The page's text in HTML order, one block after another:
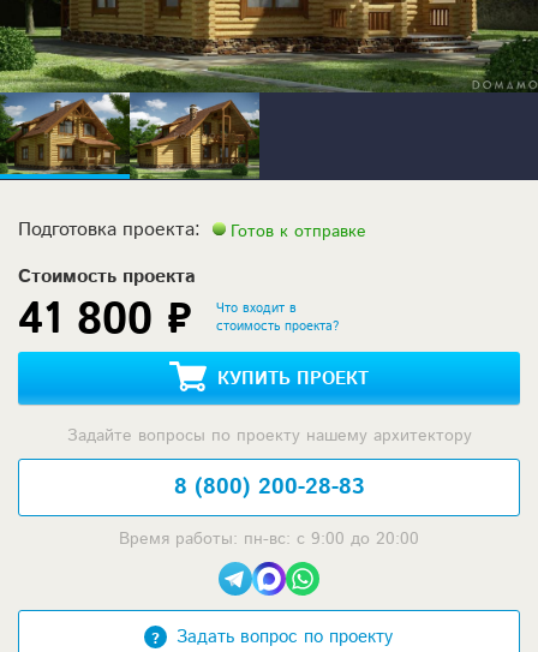
Подготовка проекта: Готов к отправке
Стоимость проекта
41 800 ₽
Что входит в
стоимость проекта?
КУПИТЬ ПРОЕКТ
Задайте вопросы по проекту нашему архитектору
8 (800) 200-28-83
Время работы: пн-вс: с 9:00 до 20:00
Задать вопрос по проекту